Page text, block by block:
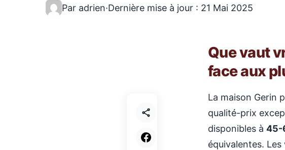
Par adrien·Dernière mise à jour : 21 Mai 2025
Que vaut
face aux
La maison Gerin
qualité-prix
disponibles à 45-
équivalentes.